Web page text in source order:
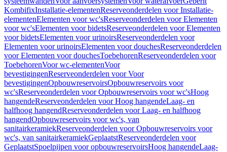
KombifixInstallatie-elementenReserveonderdelen voor Installatie-
elementenElementen voor wc'sReserveonderdelen voor Elementen
voor wc'sElementen voor bidetsReserveonderdelen voor Elementen
voor bidetsElementen voor urinoirsReserveonderdelen voor
Elementen voor urinoirsElementen voor douchesReserveonderdelen
voor Elementen voor douchesToebehorenReserveonderdelen voor
ToebehorenVoor wc-elementenVoor
bevestigingenReserveonderdelen voor Voor
bevestigingenOpbouwreservoirsOpbouwreservoirs voor
wc'sReserveonderdelen voor Opbouwreservoirs voor wc'sHoog
hangendeReserveonderdelen voor Hoog hangendeLaag- en
halfhoog hangendReserveonderdelen voor Laag- en halfhoog
hangendOpbouwreservoirs voor wc's, van
sanitairkeramiekReserveonderdelen voor Opbouwreservoirs voor
wc's, van sanitairkeramiekGeplaatstReserveonderdelen voor
GeplaatstSpoelpijpen voor opbouwreservoirsHoog hangendeLaag-